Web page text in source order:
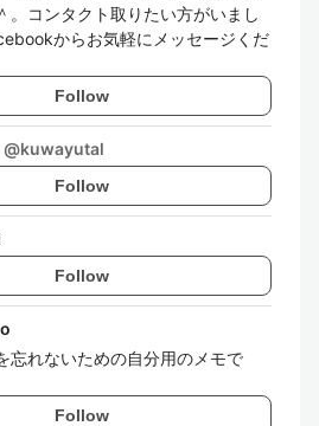
。コンタクト取りたい方がいまし
からお気軽にメッセージくだ
Follow
@kuwayutal
Follow
Follow
忘れないための自分用のメモで
Follow